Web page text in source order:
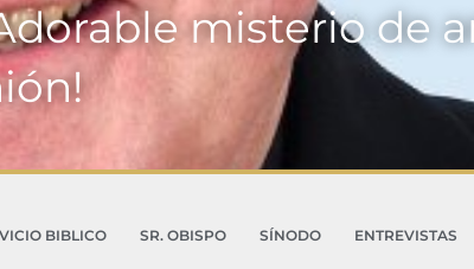
misterio de
BIBLICO SR. OBISPO SÍNODO
ENTREVISTAS